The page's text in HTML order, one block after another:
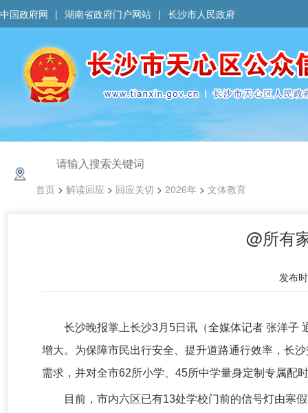
中国政府网 | 湖南省政府门户网站 | 长沙市人民政府
首页 > 解读回应 > 回应关切 > 2026年 > 文体教育
@所有
发布
长沙晚报掌上长沙3月5日讯（全媒体记者 张洋子
增大。为保障市民出行安全、提升道路通行效率，长
需求，并对全市62所小学、45所中学量身定制专属配
目前，市内六区已有13处学校门前的信号灯由寒